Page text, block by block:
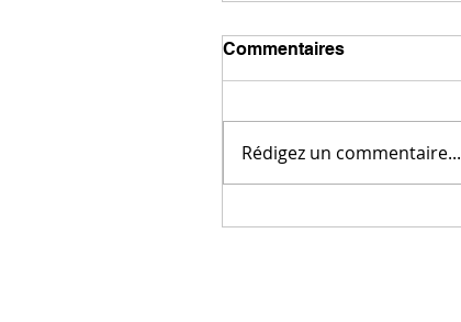
Commentaires
Rédigez un commentaire...